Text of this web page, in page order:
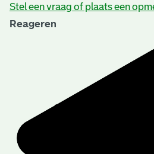
Stel een vraag of plaats een
Reageren